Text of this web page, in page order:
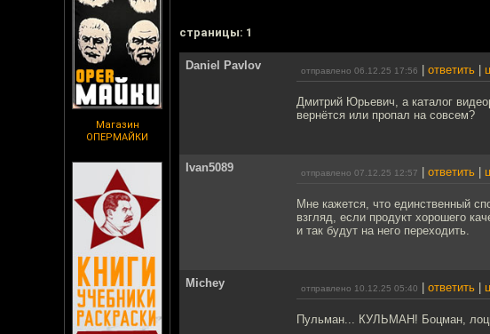
Магазин
ОПЕРМАЙКИ
cтраницы: 1
Daniel Pavlov отправлено 06.12.25 17:56 ответить
Дмитрий Юрьевич, а каталог
вернётся или пропал на совсем?
Ivan5089 отправлено 07.12.25 12:57 ответить
Мне кажется, что единственный
взгляд, если продукт хорошего
и так будут на него переходить.
Michey отправлено 10.12.25 05:40 ответить
Пульман... КУЛЬМАН! Боцман,